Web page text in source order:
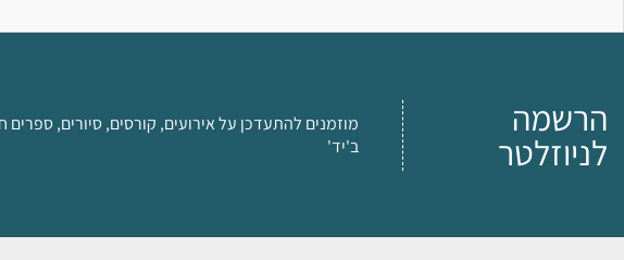
הרשמה
לניוזלטר
מוזמנים להתעדכן על אירועים, קורסים, סיורים,
ב'יד'